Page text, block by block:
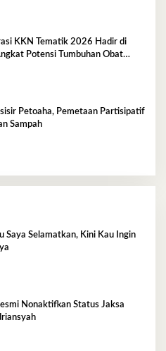
KKN Tematik 2026 Hadir di
Potensi Tumbuhan Obat
Petoaha, Pemetaan Partisipatif
Sampah
Saya Selamatkan, Kini Kau Ingin
Nonaktifkan Status Jaksa